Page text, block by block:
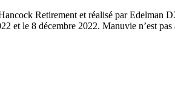
Retirement et réalisé par Edelman
et le 8 décembre 2022. Manuvie n’est